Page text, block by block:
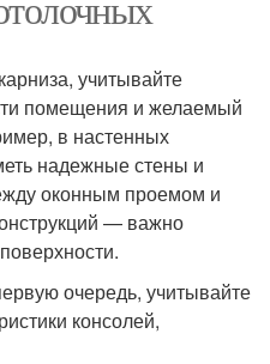
учитывайте
помещения и желаемый
в настенных
надежные стены и
оконным проемом и
— важно
очередь, учитывайте
консолей,